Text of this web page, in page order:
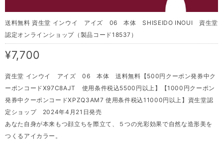
送料無料 資生堂 インウイ アイズ 06 本体 SHISEIDO INOUI 資生堂
認定オンラインショップ（製品コード18537）
¥7,700
資生堂 インウイ アイズ 06 本体 送料無料【500円クーポン発券中ク
ーポンコードX97C8AJT 使用条件税込5500円以上】【1000円クーポン
発券中クーポンコードXPZQ3AM7 使用条件税込11000円以上】資生堂認
定ショップ 2024年4月21日発売
あなた自身が本来もつ顔立ちを際立て、５つの光彩効果で自然な造形美を
つくるアイカラー。